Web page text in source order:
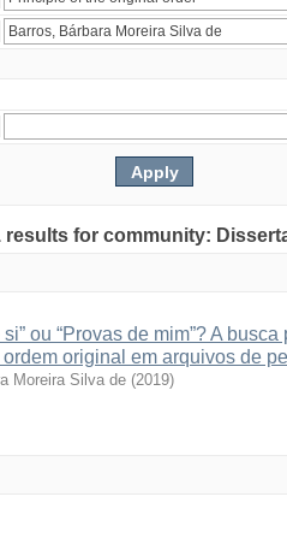
results for community:
si” ou “Provas de mim”? A
original em arquivos de
Moreira Silva de (2019)